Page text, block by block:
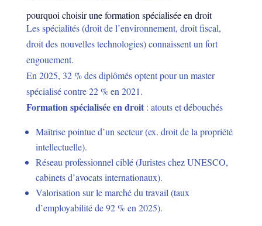
pourquoi choisir une formation spécialisée en droit
Les spécialités (droit de l’environnement, droit fiscal,
droit des nouvelles technologies) connaissent un fort
engouement.
En 2025, 32 % des diplômés optent pour un master
spécialisé contre 22 % en 2021.
Formation spécialisée en droit: atouts et débouchés
Maîtrise pointue d’un secteur (ex. droit de la propriété
intellectuelle).
Réseau professionnel ciblé (Juristes chez UNESCO,
cabinets d’avocats internationaux).
Valorisation sur le marché du travail (taux
d’employabilité de 92 % en 2025).